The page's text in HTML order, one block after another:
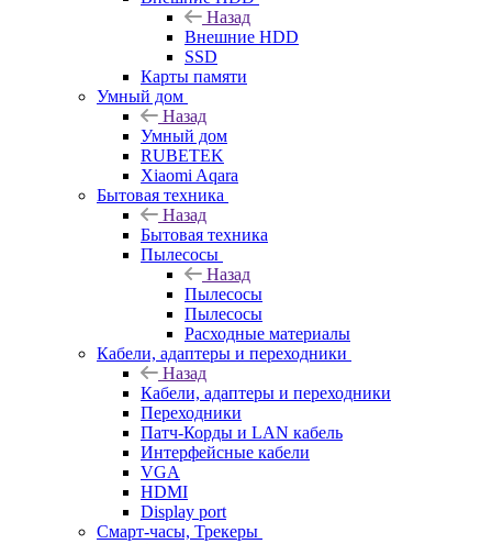
Назад
Внешние HDD
SSD
Карты памяти
Умный дом
Назад
Умный дом
RUBETEK
Xiaomi Aqara
Бытовая техника
Назад
Бытовая техника
Пылесосы
Назад
Пылесосы
Пылесосы
Расходные материалы
Кабели, адаптеры и переходники
Назад
Кабели, адаптеры и переходники
Переходники
Патч-Корды и LAN кабель
Интерфейсные кабели
VGA
HDMI
Display port
Смарт-часы, Трекеры